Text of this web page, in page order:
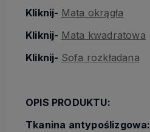
Kliknij- Mata okrągła
Kliknij- Mata kwadratowa
Kliknij- Sofa rozkładana
OPIS PRODUKTU:
Tkanina antypoślizgowa: